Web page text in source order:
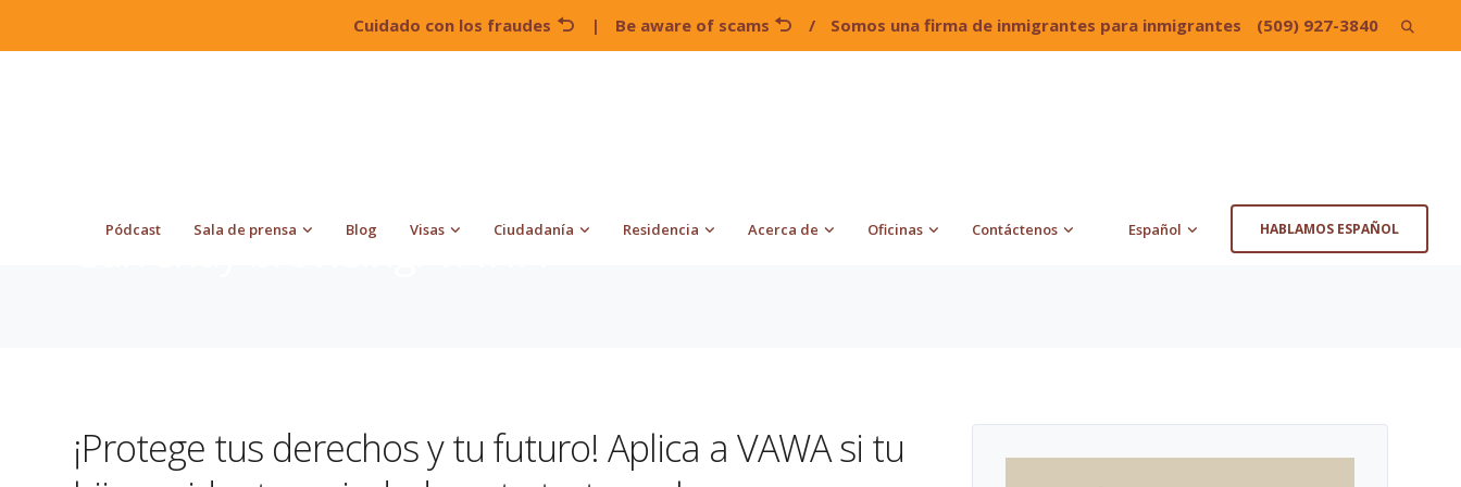
Cuidado con los fraudes | Be aware of scams / Somos una firma de inmigrantes para inmigrantes (509) 927-3840 Search
Pódcast Sala de prensa Blog Visas Ciudadanía Residencia Acerca de Oficinas Contáctenos Español HABLAMOS ESPAÑOL
Currently browsing: VAWA
¡Protege tus derechos y tu futuro! Aplica a VAWA si tu